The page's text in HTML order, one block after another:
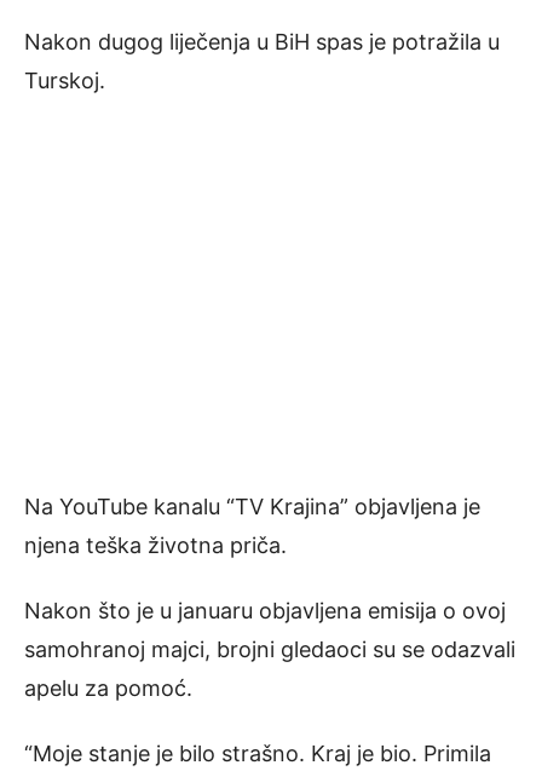
Nakon dugog liječenja u BiH spas je potražila u
Turskoj.
Na YouTube kanalu “TV Krajina” objavljena je
njena teška životna priča.
Nakon što je u januaru objavljena emisija o ovoj
samohranoj majci, brojni gledaoci su se odazvali
apelu za pomoć.
“Moje stanje je bilo strašno. Kraj je bio. Primila